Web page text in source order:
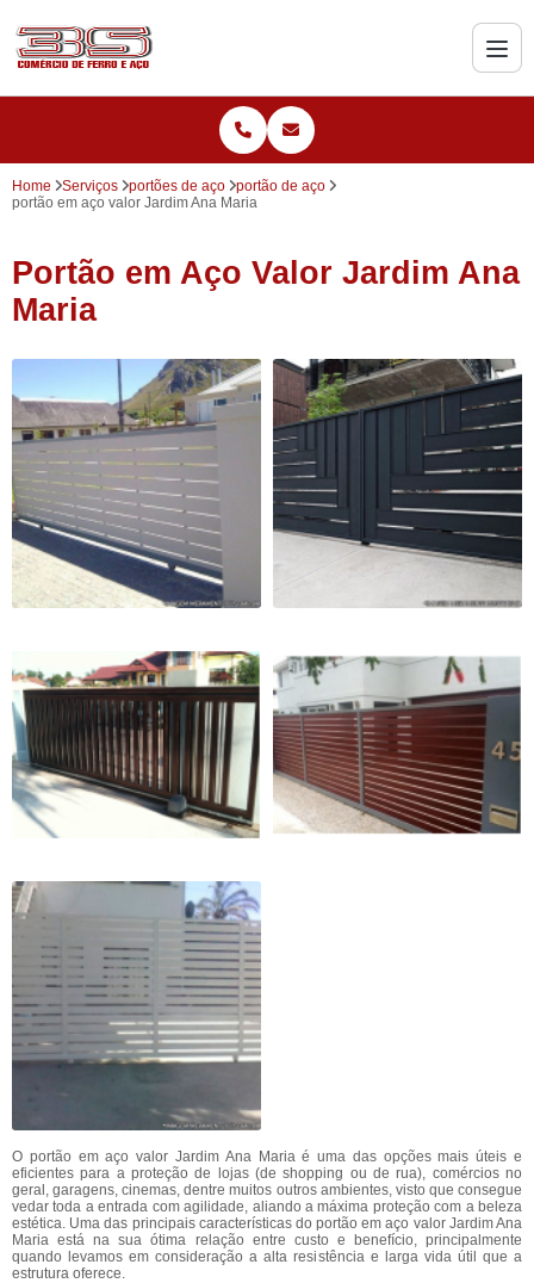
Home Serviços portões de aço
portão de aço
portão em aço valor Jardim Ana Maria
Portão em Aço Valor Jardim Ana
Maria
O portão em aço valor Jardim Ana Maria é uma das opções mais úteis e
eficientes para a proteção de lojas (de shopping ou de rua), comércios no
geral, garagens, cinemas, dentre muitos outros ambientes, visto que consegue
vedar toda a entrada com agilidade, aliando a máxima proteção com a beleza
estética. Uma das principais características do portão em aço valor Jardim Ana
Maria está na sua ótima relação entre custo e benefício, principalmente
quando levamos em consideração a alta resistência e larga vida útil que a
estrutura oferece.